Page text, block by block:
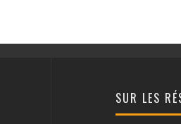
SUR LES